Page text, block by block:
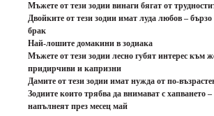
Мъжете от тези зодии винаги бягат от
Двойките от тези зодии имат луда любов –
брак
Най-лошите домакини в зодиака
Мъжете от тези зодии лесно губят интерес към
придирчиви и капризни
Дамите от тези зодии имат нужда от по-
Зодиите които трябва да внимават с хапването
напълнеят през месец май